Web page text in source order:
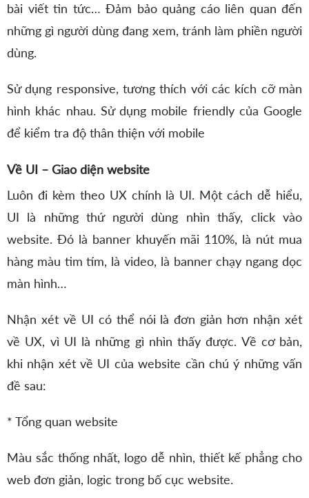
bài viết tin tức… Đảm bảo quảng cáo liên quan đến
những gì người dùng đang xem, tránh làm phiền người
dùng.
Sử dụng responsive, tương thích với các kích cỡ màn
hình khác nhau. Sử dụng mobile friendly của Google
để kiểm tra độ thân thiện với mobile
Về UI – Giao diện website
Luôn đi kèm theo UX chính là UI. Một cách dễ hiểu,
UI là những thứ người dùng nhìn thấy, click vào
website. Đó là banner khuyến mãi 110%, là nút mua
hàng màu tim tím, là video, là banner chạy ngang dọc
màn hình…
Nhận xét về UI có thể nói là đơn giản hơn nhận xét
về UX, vì UI là những gì nhìn thấy được. Về cơ bản,
khi nhận xét về UI của website cần chú ý những vấn
đề sau:
* Tổng quan website
Màu sắc thống nhất, logo dễ nhìn, thiết kế phẳng cho
web đơn giản, logic trong bố cục website.